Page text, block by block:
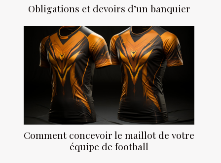
Obligations et devoirs d’un banquier
Comment concevoir le maillot de votre
équipe de football